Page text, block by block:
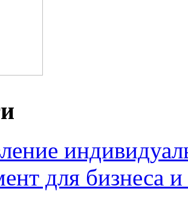
для бизнеса и